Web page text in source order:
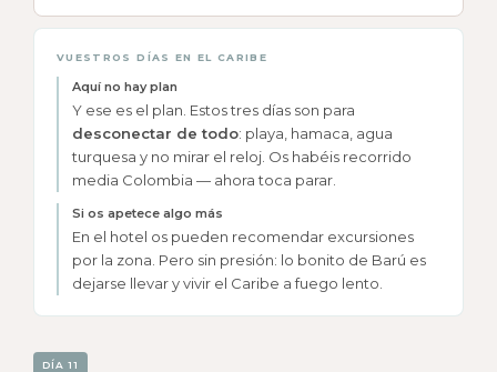
VUESTROS DÍAS EN EL CARIBE
Aquí no hay plan
Y ese es el plan. Estos tres días son para
desconectar de todo: playa, hamaca, agua
turquesa y no mirar el reloj. Os habéis recorrido
media Colombia — ahora toca parar.
Si os apetece algo más
En el hotel os pueden recomendar excursiones
por la zona. Pero sin presión: lo bonito de Barú es
dejarse llevar y vivir el Caribe a fuego lento.
DÍA 11